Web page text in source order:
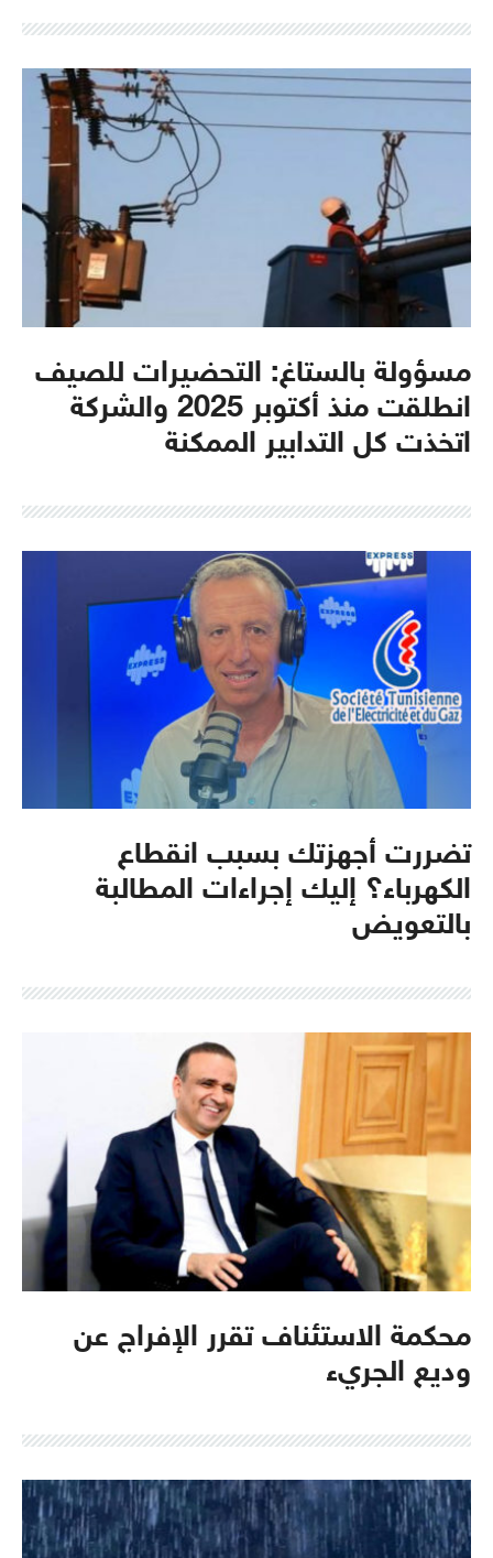
مسؤولة بالستاغ: التحضيرات للصيف
انطلقت منذ أكتوبر 2025 والشركة
اتخذت كل التدابير الممكنة
تضررت أجهزتك بسبب انقطاع
الكهرباء؟ إليك إجراءات المطالبة
بالتعويض
محكمة الاستئناف تقرر الإفراج عن
وديع الجريء